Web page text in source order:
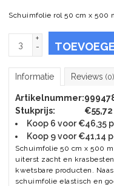
Schuimfolie rol 50 cm x 500
+
-
Informatie Reviews (0)
Artikelnummer:
Stukprijs:
Koop 6 voor €46,35
Koop 9 voor €41,14
Schuimfolie 50 cm x 500
uiterst zacht en
kwetsbare producten.
schuimfolie elastisch en